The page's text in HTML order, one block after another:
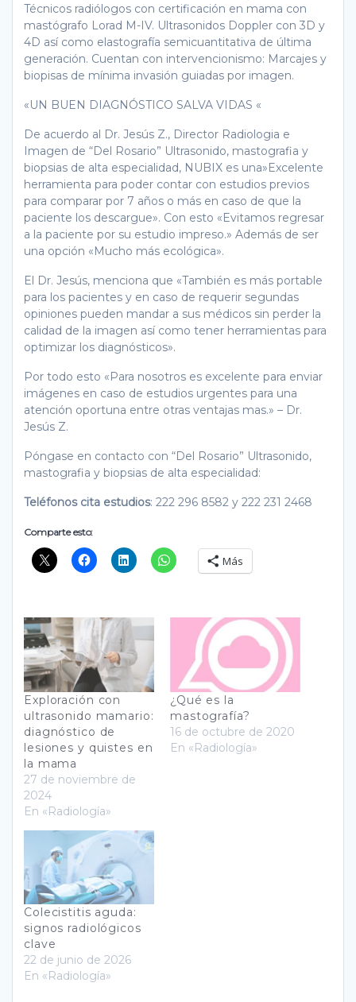
Técnicos radiólogos con certificación en mama con
mastógrafo Lorad M-IV. Ultrasonidos Doppler con 3D y
4D así como elastografía semicuantitativa de última
generación. Cuentan con intervencionismo: Marcajes y
biopisas de mínima invasión guiadas por imagen.
«UN BUEN DIAGNÓSTICO SALVA VIDAS «
De acuerdo al Dr. Jesús Z., Director Radiologia e
Imagen de “Del Rosario” Ultrasonido, mastografia y
biopsias de alta especialidad, NUBIX es una»Excelente
herramienta para poder contar con estudios previos
para comparar por 7 años o más en caso de que la
paciente los descargue». Con esto «Evitamos regresar
a la paciente por su estudio impreso.» Además de ser
una opción «Mucho más ecológica».
El Dr. Jesús, menciona que «También es más portable
para los pacientes y en caso de requerir segundas
opiniones pueden mandar a sus médicos sin perder la
calidad de la imagen así como tener herramientas para
optimizar los diagnósticos».
Por todo esto «Para nosotros es excelente para enviar
imágenes en caso de estudios urgentes para una
atención oportuna entre otras ventajas mas.» – Dr.
Jesús Z.
Póngase en contacto con “Del Rosario” Ultrasonido,
mastografia y biopsias de alta especialidad:
Teléfonos cita estudios: 222 296 8582 y 222 231 2468
Comparte esto:
Más
Exploración con
ultrasonido mamario:
diagnóstico de
lesiones y quistes en
la mama
27 de noviembre de
2024
En «Radiología»
¿Qué es la
mastografía?
16 de octubre de 2020
En «Radiología»
Colecistitis aguda:
signos radiológicos
clave
22 de junio de 2026
En «Radiología»